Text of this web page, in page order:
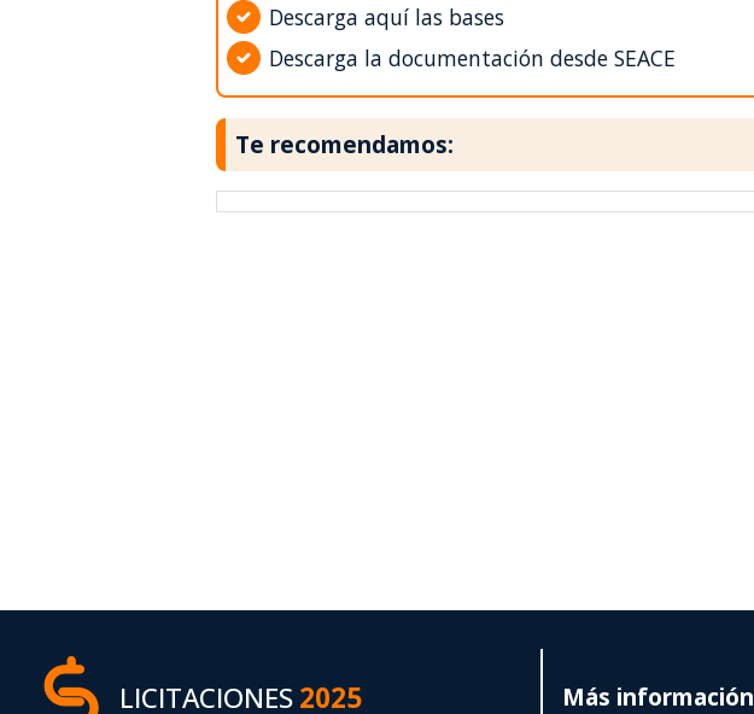
Descarga aquí las bases
Descarga la documentación desde SEACE
Te recomendamos:
LICITACIONES2025 Más información